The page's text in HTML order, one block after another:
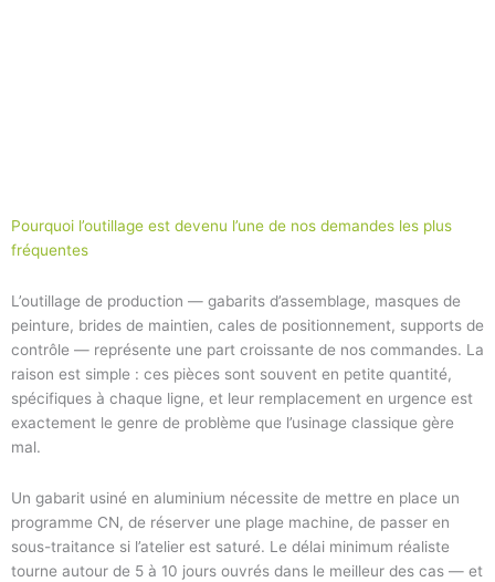
Pourquoi l’outillage est devenu l’une de nos demandes les plus
fréquentes
L’outillage de production — gabarits d’assemblage, masques de
peinture, brides de maintien, cales de positionnement, supports de
contrôle — représente une part croissante de nos commandes. La
raison est simple : ces pièces sont souvent en petite quantité,
spécifiques à chaque ligne, et leur remplacement en urgence est
exactement le genre de problème que l’usinage classique gère
mal.
Un gabarit usiné en aluminium nécessite de mettre en place un
programme CN, de réserver une plage machine, de passer en
sous-traitance si l’atelier est saturé. Le délai minimum réaliste
tourne autour de 5 à 10 jours ouvrés dans le meilleur des cas — et